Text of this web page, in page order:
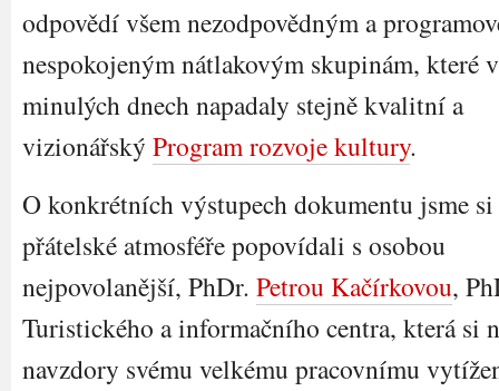
odpovědí všem nezodpovědným a
nespokojeným nátlakovým skupinám, které v
minulých dnech napadaly stejně kvalitní a
vizionářský Program rozvoje kultury.
O konkrétních výstupech dokumentu jsme
přátelské atmosféře popovídali s osobou
nejpovolanější, PhDr. Petrou Kačírkovou,
Turistického a informačního centra, která si
navzdory svému velkému pracovnímu